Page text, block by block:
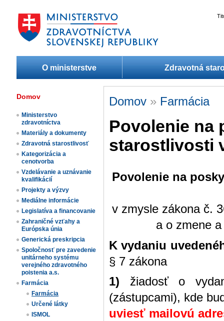
O ministerstve Zdravotná
Domov
Ministerstvo
zdravotníctva
Materiály a dokumenty
Zdravotná starostlivosť
Kategorizácia a
cenotvorba
Vzdelávanie a uznávanie
kvalifikácií
Projekty a výzvy
Mediálne informácie
Legislatíva a financovanie
Zahraničné vzťahy a
Európska únia
Generická preskripcia
Spoločnosť pre zavedenie
unitárneho systému
verejného zdravotného
poistenia a.s.
Farmácia
Farmácia
Určené látky
ISMOL
Domov » Farmácia
Povolenie na
starostlivosti
Povolenie na
v zmysle zákona č.
a o zmene
K vydaniu
§ 7 zákona
1) žiadosť o
(zástupcami), kde
uviesť mailovú